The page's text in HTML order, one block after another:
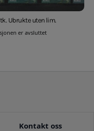
Ubrukte uten lim.
er avsluttet
Kontakt oss